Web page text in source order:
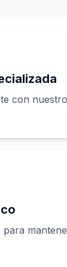
con
para